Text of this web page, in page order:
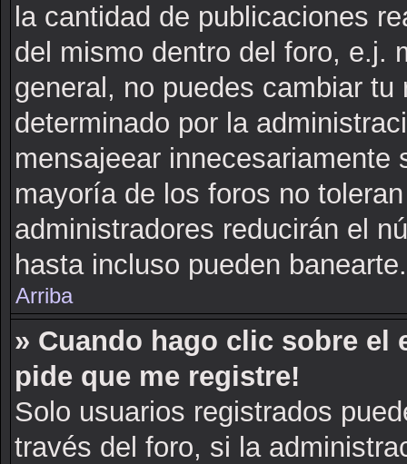
la cantidad de publicaciones
del mismo dentro del foro, e.j.
general, no puedes cambiar
determinado por la
mensajeear innecesariamente
mayoría de los foros no
administradores reducirán el
hasta incluso pueden banearte.
Arriba
» Cuando hago clic sobre el
pide que me registre!
Solo usuarios registrados
través del foro, si la